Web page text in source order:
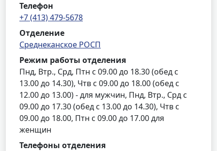
Телефон
+7 (413) 479-5678
Отделение
Среднеканское РОСП
Режим работы отделения
Пнд, Втр., Срд, Птн с 09.00 до 18.30 (обед с
13.00 до 14.30), Чтв с 09.00 до 18.00 (обед с
12.00 до 13.00) - для мужчин, Пнд, Втр., Срд с
09.00 до 17.30 (обед с 13.00 до 14.30), Чтв с
09.00 до 18.00, Птн с 09.00 до 17.00 для
женщин
Телефоны отделения